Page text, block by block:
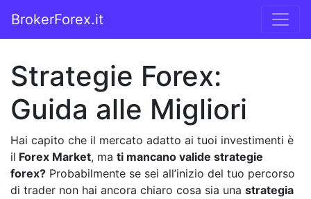
Navigazione principale
BrokerForex.it
Strategie Forex:
Guida alle Migliori
Hai capito che il mercato adatto ai tuoi investimenti è
il Forex Market, ma ti mancano valide strategie
forex? Probabilmente se sei all’inizio del tuo percorso
di trader non hai ancora chiaro cosa sia una strategia